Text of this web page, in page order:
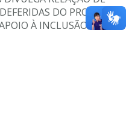
DO PROCESSO
À INCLUSÃO